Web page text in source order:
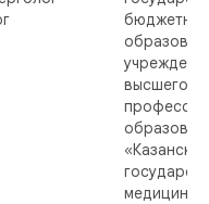
бюджетное
высшего
«Казанский